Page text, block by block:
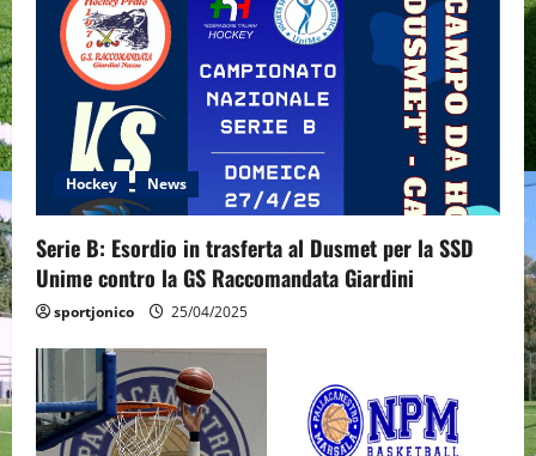
o
n
Hockey News
Serie B: Esordio in trasferta al Dusmet per la SSD
Unime contro la GS Raccomandata Giardini
sportjonico 25/04/2025